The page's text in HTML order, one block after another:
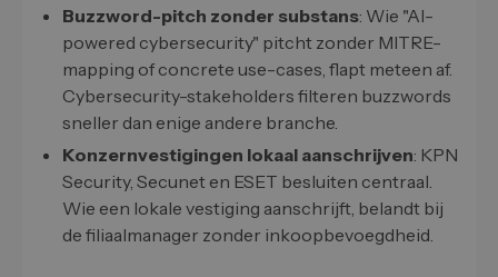
Buzzword-pitch zonder substans: Wie "AI-
powered cybersecurity" pitcht zonder MITRE-
mapping of concrete use-cases, flapt meteen af.
Cybersecurity-stakeholders filteren buzzwords
sneller dan enige andere branche.
Konzernvestigingen lokaal aanschrijven: KPN
Security, Secunet en ESET besluiten centraal.
Wie een lokale vestiging aanschrijft, belandt bij
de filiaalmanager zonder inkoopbevoegdheid.